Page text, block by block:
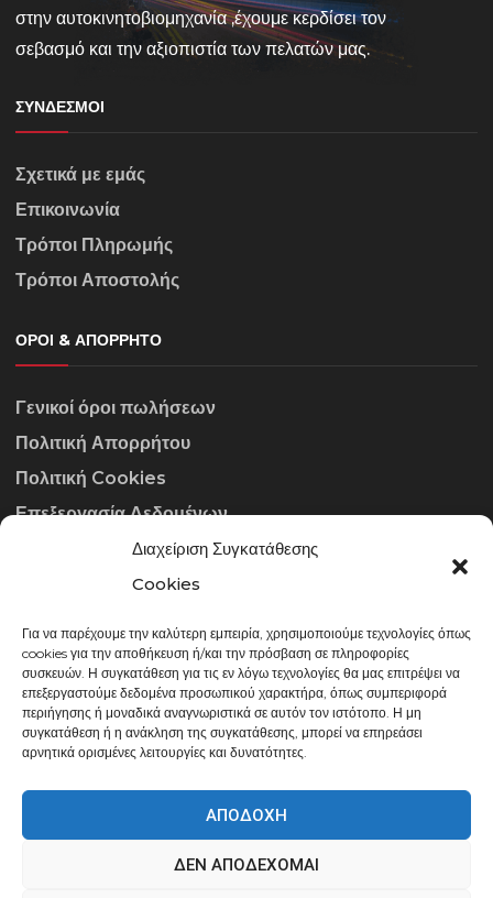
Διαχείριση Συγκατάθεσης
Cookies
Για να παρέχουμε την καλύτερη εμπειρία, χρησιμοποιούμε τεχνολογίες όπως
cookies για την αποθήκευση ή/και την πρόσβαση σε πληροφορίες
συσκευών. Η συγκατάθεση για τις εν λόγω τεχνολογίες θα μας επιτρέψει να
επεξεργαστούμε δεδομένα προσωπικού χαρακτήρα, όπως συμπεριφορά
περιήγησης ή μοναδικά αναγνωριστικά σε αυτόν τον ιστότοπο. Η μη
συγκατάθεση ή η ανάκληση της συγκατάθεσης, μπορεί να επηρεάσει
αρνητικά ορισμένες λειτουργίες και δυνατότητες.
ΑΠΟΔΟΧΉ
ΔΕΝ ΑΠΟΔΈΧΟΜΑΙ
στην αυτοκινητοβιομηχανία ,έχουμε κερδίσει τον
σεβασμό και την αξιοπιστία των πελατών μας.
ΣΎΝΔΕΣΜΟΙ
Σχετικά με εμάς
Επικοινωνία
Τρόποι Πληρωμής
Τρόποι Αποστολής
ΌΡΟΙ & ΑΠΌΡΡΗΤΟ
Γενικοί όροι πωλήσεων
Πολιτική Απορρήτου
Πολιτική Cookies
Επεξεργασία Δεδομένων
ΣΤΟΙΧΕΊΑ ΕΠΙΚΟΙΝΩΝΊΑΣ
info@gowithraw.gr
24310 35062
Δευ. - Παρ. 08:00 - 20:00
gowithraw.gr © 2020 | Powered by